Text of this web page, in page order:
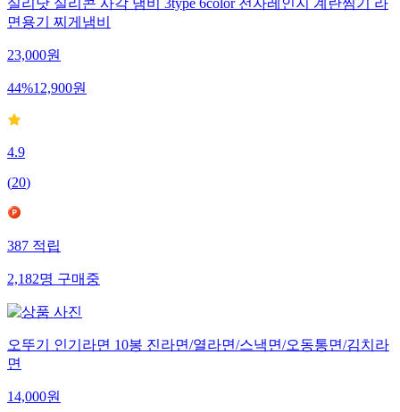
실리닷 실리콘 사각 냄비 3type 6color 전자레인지 계란찜기 라
면용기 찌게냄비
23,000원
44%12,900원
4.9
(20)
387적립
2,182명구매중
오뚜기 인기라면 10봉 진라면/열라면/스낵면/오동통면/김치라
면
14,000원